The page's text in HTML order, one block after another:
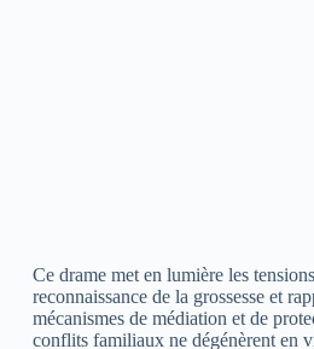
Ce drame met en lumière les
reconnaissance de la grossesse et
mécanismes de médiation et de
conflits familiaux ne dégénèrent en